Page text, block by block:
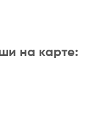
на карте: